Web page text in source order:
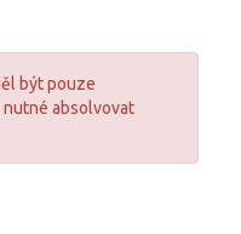
být pouze
nutné absolvovat